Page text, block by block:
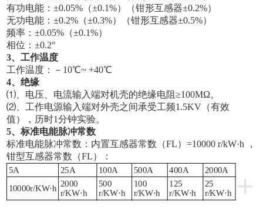
有功电能：±0.05%（±0.1%）（钳形互感器±0.2%）
无功电能：±0.2%（±0.3%）（钳形互感器±0.5%）
频率：±0.05%（±0.1%）
相位：±0.2°
3、工作温度
工作温度：－10℃~ +40℃
4、绝缘
⑴、电压、电流输入端对机壳的绝缘电阻≥100MΩ。
⑵、工作电源输入端对外壳之间承受工频1.5KV（有效
值），历时1分钟实验。
5、标准电能脉冲常数
标准电能脉冲常数：内置互感器常数（FL）=10000 r/kW·h ，
钳型互感器常数（FL）：
+
5A 25A 100A 500A 400A
2000A
10000r/KW·h
2000
r/KW·h
500
r/KW·h
100
r/KW·h
125
r/KW·h
25
r/KW·h